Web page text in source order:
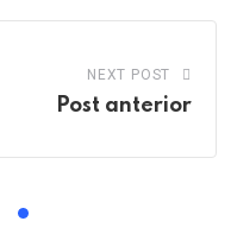
NEXT POST
Post anterior